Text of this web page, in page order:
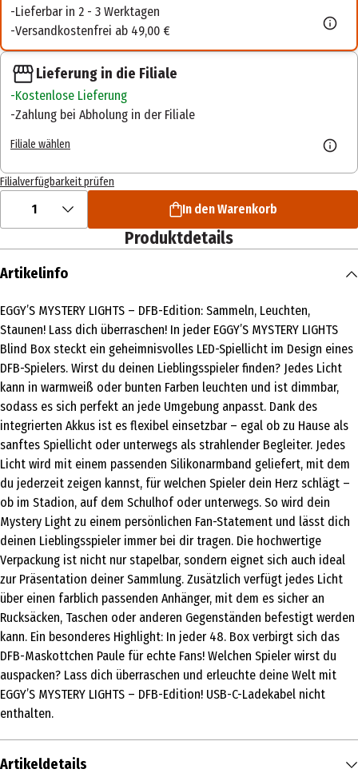
Lieferbar in 2 - 3 Werktagen
Versandkostenfrei ab 49,00 €
Lieferung in die Filiale
Kostenlose Lieferung
Zahlung bei Abholung in der Filiale
Filiale wählen
Filialverfügbarkeit prüfen
1 In den Warenkorb
Produktdetails
Artikelinfo
EGGY’S MYSTERY LIGHTS – DFB-Edition: Sammeln, Leuchten,
Staunen! Lass dich überraschen! In jeder EGGY’S MYSTERY LIGHTS
Blind Box steckt ein geheimnisvolles LED-Spiellicht im Design eines
DFB-Spielers. Wirst du deinen Lieblingsspieler finden? Jedes Licht
kann in warmweiß oder bunten Farben leuchten und ist dimmbar,
sodass es sich perfekt an jede Umgebung anpasst. Dank des
integrierten Akkus ist es flexibel einsetzbar – egal ob zu Hause als
sanftes Spiellicht oder unterwegs als strahlender Begleiter. Jedes
Licht wird mit einem passenden Silikonarmband geliefert, mit dem
du jederzeit zeigen kannst, für welchen Spieler dein Herz schlägt –
ob im Stadion, auf dem Schulhof oder unterwegs. So wird dein
Mystery Light zu einem persönlichen Fan-Statement und lässt dich
deinen Lieblingsspieler immer bei dir tragen. Die hochwertige
Verpackung ist nicht nur stapelbar, sondern eignet sich auch ideal
zur Präsentation deiner Sammlung. Zusätzlich verfügt jedes Licht
über einen farblich passenden Anhänger, mit dem es sicher an
Rucksäcken, Taschen oder anderen Gegenständen befestigt werden
kann. Ein besonderes Highlight: In jeder 48. Box verbirgt sich das
DFB-Maskottchen Paule für echte Fans! Welchen Spieler wirst du
auspacken? Lass dich überraschen und erleuchte deine Welt mit
EGGY’S MYSTERY LIGHTS – DFB-Edition! USB-C-Ladekabel nicht
enthalten.
Artikeldetails